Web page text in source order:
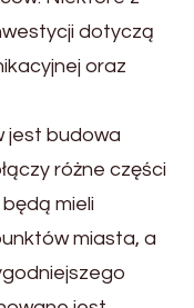
dotyczą
oraz
jest budowa
różne części
mieli
miasta, a